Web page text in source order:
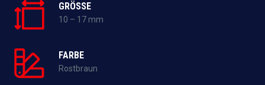
GRÖSSE
10 – 17 mm
FARBE
Rostbraun